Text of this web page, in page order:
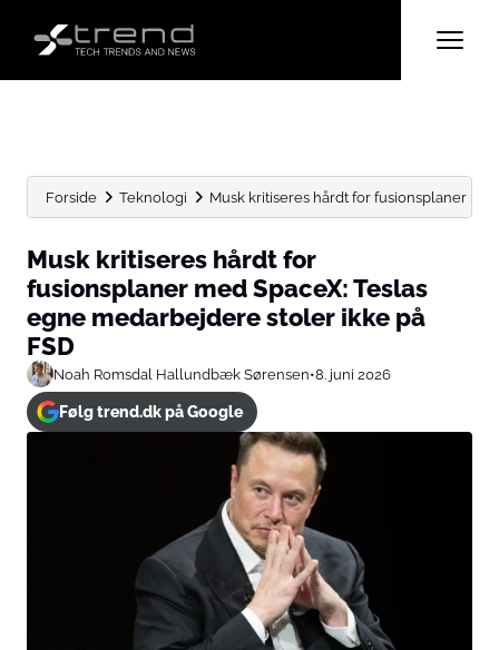
Forside Teknologi Musk kritiseres hårdt for fusionsplaner
Musk kritiseres hårdt for
fusionsplaner med SpaceX: Teslas
egne medarbejdere stoler ikke på
FSD
Noah Romsdal Hallundbæk Sørensen•8. juni 2026
Følg trend.dk på Google